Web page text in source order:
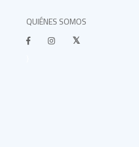
QUIÉNES SOMOS